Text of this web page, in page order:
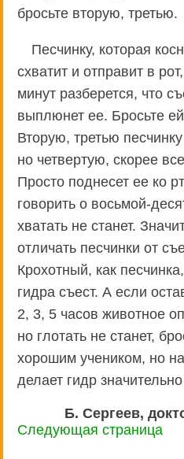
бросьте вторую, третью.
Песчинку, которая
схватит и отправит в
минут разберется, что
выплюнет ее. Бросьте
Вторую, третью
но четвертую, скорее
Просто поднесет ее ко
говорить о восьмой-
хватать не станет.
отличать песчинки от
Крохотный, как
гидра съест. А если
2, 3, 5 часов животное
но глотать не станет,
хорошим учеником, но
делает гидр
Б. Сергеев,
Следующая страница